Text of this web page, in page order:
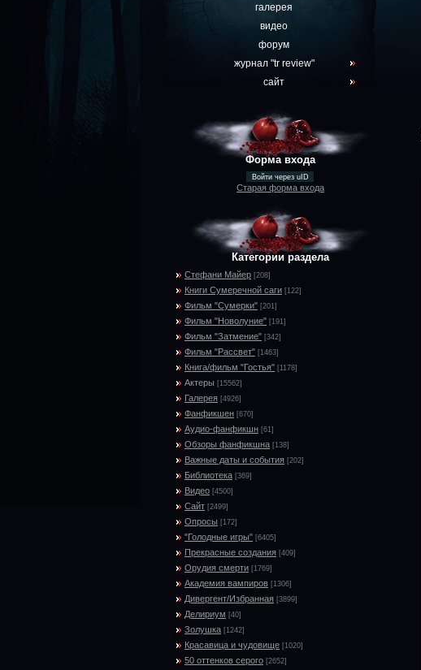
галерея
видео
форум
журнал "tr review"
сайт
Форма входа
Войти через uID
Старая форма входа
Категории раздела
Стефани Майер [208]
Книги Сумеречной саги [122]
Фильм "Сумерки" [201]
Фильм "Новолуние" [191]
Фильм "Затмение" [342]
Фильм "Рассвет" [1463]
Книга/фильм "Гостья" [1178]
Актеры [15562]
Галерея [4926]
Фанфикшен [670]
Аудио-фанфикшн [61]
Обзоры фанфикшна [138]
Важные даты и события [202]
Библиотека [369]
Видео [4500]
Сайт [2499]
Опросы [172]
"Голодные игры" [6405]
Прекрасные создания [409]
Орудия смерти [1769]
Академия вампиров [1306]
Дивергент/Избранная [3899]
Делириум [40]
Золушка [1242]
Красавица и чудовище [1020]
50 оттенков серого [2652]